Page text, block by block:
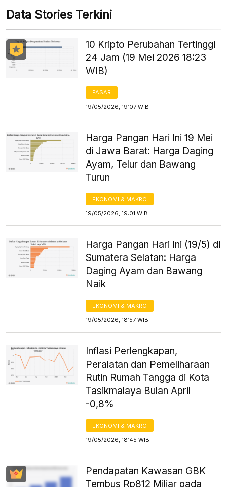
Data Stories Terkini
10 Kripto Perubahan Tertinggi
24 Jam (19 Mei 2026 18:23
WIB)
PASAR
19/05/2026, 19:07 WIB
Harga Pangan Hari Ini 19 Mei
di Jawa Barat: Harga Daging
Ayam, Telur dan Bawang
Turun
EKONOMI & MAKRO
19/05/2026, 19:01 WIB
Harga Pangan Hari Ini (19/5) di
Sumatera Selatan: Harga
Daging Ayam dan Bawang
Naik
EKONOMI & MAKRO
19/05/2026, 18:57 WIB
Inflasi Perlengkapan,
Peralatan dan Pemeliharaan
Rutin Rumah Tangga di Kota
Tasikmalaya Bulan April
-0,8%
EKONOMI & MAKRO
19/05/2026, 18:45 WIB
Pendapatan Kawasan GBK
Tembus Rp812 Miliar pada